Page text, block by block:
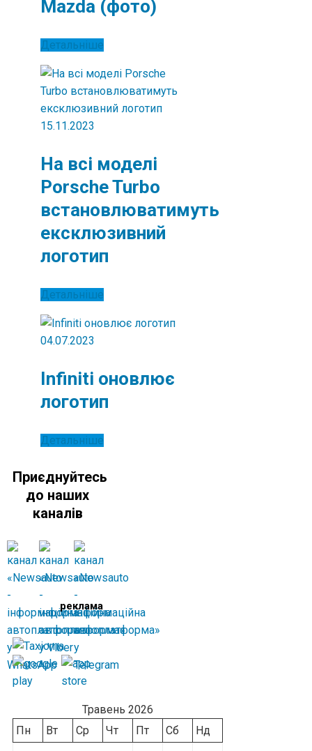
Mazda (фото)
Детальніше
15.11.2023
На всі моделі
Porsche Turbo
встановлюватимуть
ексклюзивний
логотип
Детальніше
04.07.2023
Infiniti оновлює
логотип
Детальніше
Приєднуйтесь
до наших
каналів
реклама
Травень 2026
Пн
Вт Ср Чт Пт Сб Нд